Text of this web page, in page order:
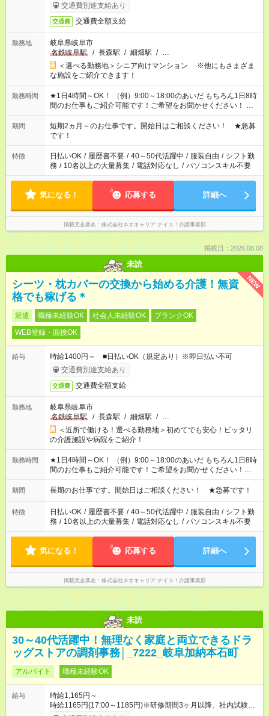
交通費別途支給あり
交通費 交通費全額支給
勤務地
岐阜県岐阜市
名鉄岐阜駅
/ 長森駅 / 細畑駅 / …
＜選べる勤務地＞シニア向けマンション ※他にもさまざま
な施設をご紹介できます！
勤務時間
★1日4時間～OK！ （例）9:00～18:00のあいだ もちろん1日8時
間のお仕事もご紹介可能です！ご希望をお聞かせください！ ★
家庭の都合でお休みが必要な場合も遠慮なくご相談ください。
※週最低15時間以上の勤務が必要です
期間
短期2ヵ月～のお仕事です。開始日はご相談ください！ ★急募
です！
特徴 日払いOK / 履歴書不要 / 40～50代活躍中 / 服装自由 / シフト勤
務 / 10名以上の大量募集 / 電話対応なし / パソコンスキル不要
気になる！ 応募する 詳細へ
掲載元企業名 株式会社ネオキャリア ナイス！介護事業部
掲載日：2026.08.08
未読
NEW
シーツ・枕カバーの交換から始める介護！無資
格でも稼げる＊
派遣 職種未経験OK 社会人未経験OK
ブランクOK
WEB登録・面接OK
給与
時給1400円～ ■日払いOK（規定あり）※即日払い不可
交通費別途支給あり
交通費 交通費全額支給
勤務地
岐阜県岐阜市
名鉄岐阜駅
/ 長森駅 / 細畑駅 / …
＜近所で働ける！選べる勤務地＞初めてでも安心！ピッタリ
の介護施設や病院をご紹介！
勤務時間
★1日4時間～OK！ （例）9:00～18:00のあいだ もちろん1日8時
間のお仕事もご紹介可能です！ご希望をお聞かせください！★家
庭の都合でお休みが必要な場合も遠慮なくご相談ください。 ※
週最低15時間以上の勤務が必要です
期間 長期のお仕事です。開始日はご相談ください！ ★急募です！
特徴 日払いOK / 履歴書不要 / 40～50代活躍中 / 服装自由 / シフト勤
務 / 10名以上の大量募集 / 電話対応なし / パソコンスキル不要
気になる！ 応募する 詳細へ
掲載元企業名 株式会社ネオキャリア ナイス！介護事業部
未読
30～40代活躍中！無理なく家庭と両立できるドラ
ッグストアの調剤事務│_7222_岐阜加納本石町
アルバイト 職種未経験OK
給与
時給1,165円～
時給1165円(17:00～1185円)※研修期間3ヶ月以降、社内試験に